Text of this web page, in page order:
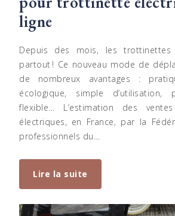
ligne
Depuis des mois, les trottinettes
partout ! Ce nouveau mode de
de nombreux avantages :
écologique, simple d’utilisation,
flexible… L’estimation des
électriques, en France, par la
professionnels du…
Lire la suite